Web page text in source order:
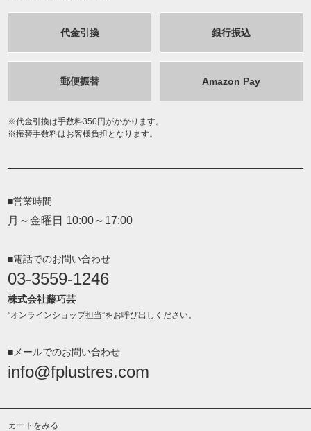
代金引換 銀行振込
郵便振替 Amazon Pay
代金引換は手数料350円がかかります。
振替手数料はお客様負担となります。
■営業時間
月～金曜日 10:00～17:00
■電話でのお問い合わせ
03-3559-1246
株式会社藤巧芸
”オンラインショップ担当”をお呼び出しください。
■メールでのお問い合わせ
info@fplustres.com
カートをみる